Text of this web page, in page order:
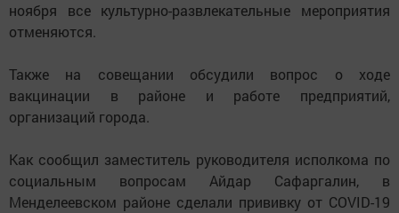
ноября все культурно-развлекательные мероприятия
отменяются.
Также на совещании обсудили вопрос о ходе
вакцинации в районе и работе предприятий,
организаций города.
Как сообщил заместитель руководителя исполкома по
социальным вопросам Айдар Сафаргалин, в
Менделеевском районе сделали прививку от COVID-19